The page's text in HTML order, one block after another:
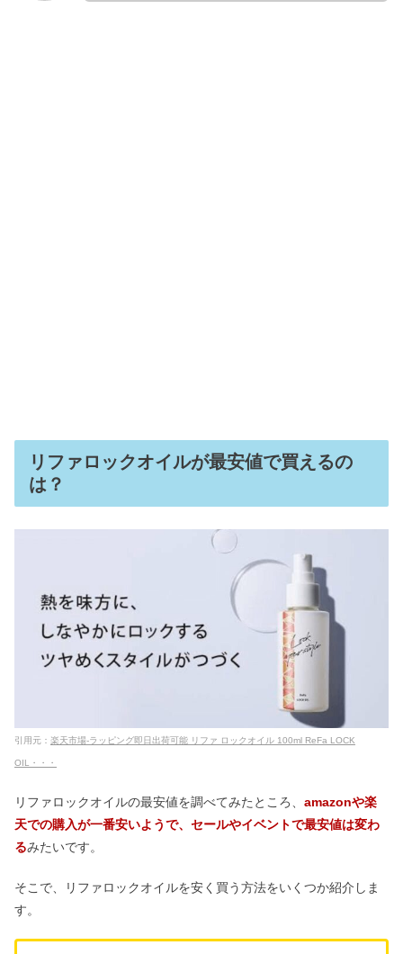
リファロックオイルが最安値で買えるの
は？
引用元： 楽天市場-ラッピング即日出荷可能 リファ ロックオイル 100ml ReFa LOCK
OIL・・・
リファロックオイルの最安値を調べてみたところ、 amazonや楽
天での購入が一番安いようで、セールやイベントで最安値は変わ
るみたいです。
そこで、リファロックオイルを安く買う方法をいくつか紹介しま
す。